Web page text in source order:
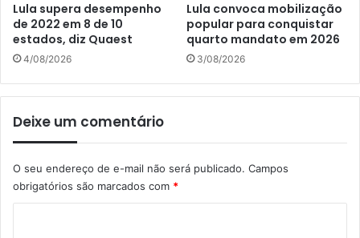
Lula supera desempenho
de 2022 em 8 de 10
estados, diz Quaest
4/08/2026
Lula convoca mobilização
popular para conquistar
quarto mandato em 2026
3/08/2026
Deixe um comentário
O seu endereço de e-mail não será publicado. Campos
obrigatórios são marcados com *